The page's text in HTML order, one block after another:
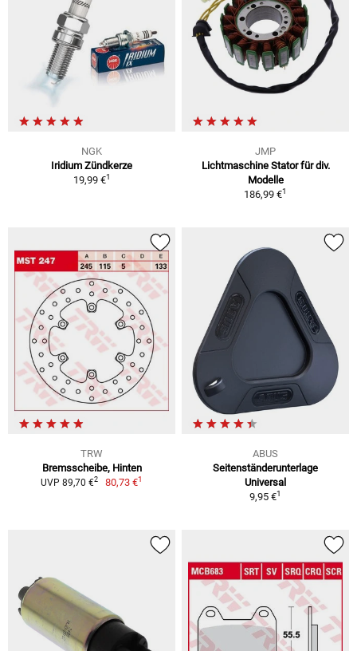
NGK
Iridium Zündkerze
19,99 €1
JMP
Lichtmaschine Stator für div.
Modelle
186,99 €1
TRW
Bremsscheibe, Hinten
UVP 89,70 €2 80,73 €1
ABUS
Seitenständerunterlage
Universal
9,95 €1